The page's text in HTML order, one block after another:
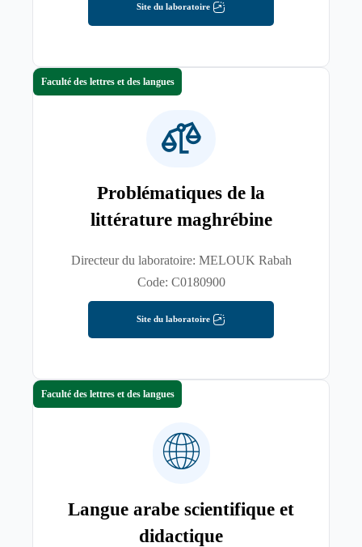
Site du laboratoire
Problématiques de la
littérature maghrébine
Directeur du laboratoire: MELOUK Rabah
Code: C0180900
Site du laboratoire
Faculté des lettres et des langues
Langue arabe scientifique et
didactique
Faculté des lettres et des langues